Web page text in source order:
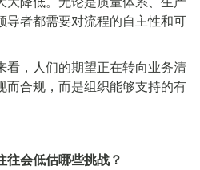
导者都需要对流程的自主性和可
看，人们的期望正在转向业务清
而合规，而是组织能够支持的有
往会低估哪些挑战？